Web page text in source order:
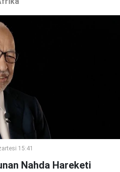
15:41
Nahda Hareketi